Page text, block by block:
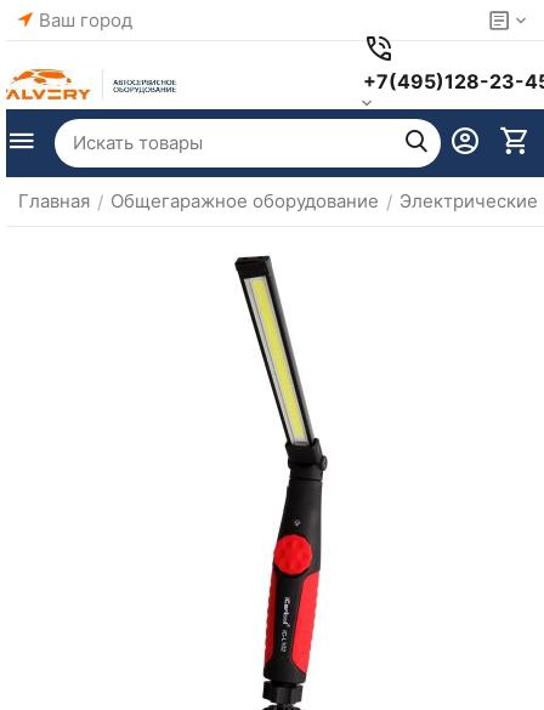
Ваш город
+7(495)128-23-
Главная / Общегаражное оборудование /